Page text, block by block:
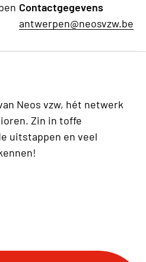
Contactgegevens
antwerpen@neosvzw.be
Neos vzw, hét netwerk
Zin in toffe
uitstappen en veel